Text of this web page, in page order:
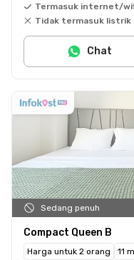
Termasuk internet/
Tidak termasuk listrik
Chat
Sedang penuh
Compact Queen B
Harga untuk 2 orang
11